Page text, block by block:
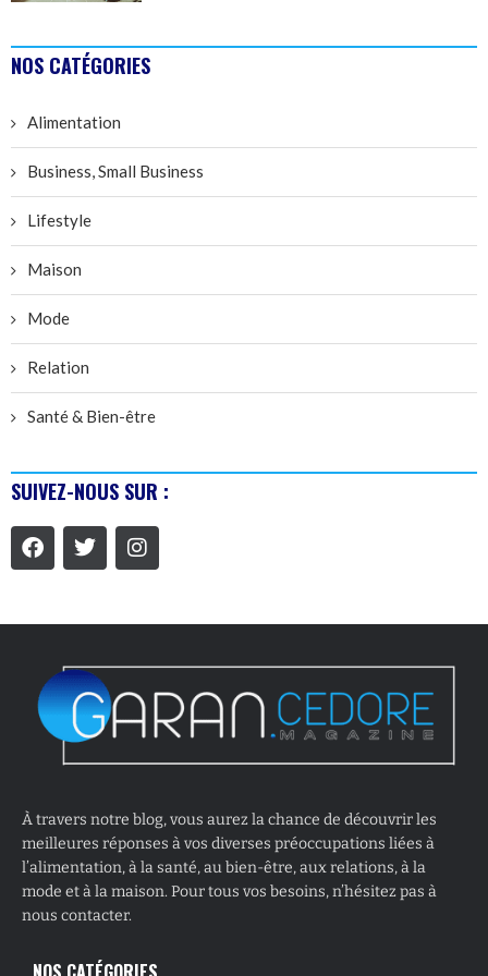
NOS CATÉGORIES
Alimentation
Business, Small Business
Lifestyle
Maison
Mode
Relation
Santé & Bien-être
SUIVEZ-NOUS SUR :
À travers notre blog, vous aurez la chance de découvrir les
meilleures réponses à vos diverses préoccupations liées à
l’alimentation, à la santé, au bien-être, aux relations, à la
mode et à la maison. Pour tous vos besoins, n’hésitez pas à
nous contacter.